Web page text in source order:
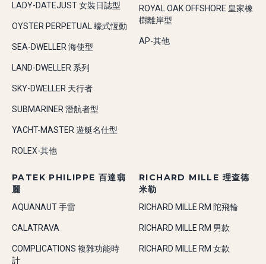
LADY-DATEJUST 女裝日誌型
OYSTER PERPETUAL 蠔式恆動
SEA-DWELLER 海使型
LAND-DWELLER 系列
SKY-DWELLER 天行者
SUBMARINER 潛航者型
YACHT-MASTER 遊艇名仕型
ROLEX-其他
ROYAL OAK OFFSHORE 皇家橡
樹離岸型
AP-其他
PATEK PHILIPPE 百達翡
麗
AQUANAUT 手雷
CALATRAVA
COMPLICATIONS 複雜功能時
計
RICHARD MILLE 理查德
米勒
RICHARD MILLE RM 陀飛輪
RICHARD MILLE RM 男款
RICHARD MILLE RM 女款